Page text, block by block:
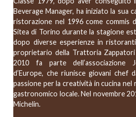
Beverage Manager, ha iniziato la sua
ristorazione nel 1996 come commis
Sitea di Torino durante la stagione
dopo diverse esperienze in
proprietario della Trattoria
2010 fa parte dell’associazione
d’Europe, che riunisce giovani chef
passione per la creatività in cucina
gastronomico locale. Nel novembre
Michelin.